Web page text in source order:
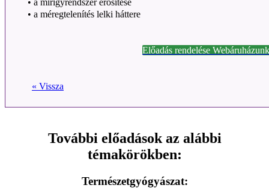
• a méregtelenítés lelki háttere
Előadás rendelése
« Vissza
További előadások az alábbi
témakörökben:
Természetgyógyászat: